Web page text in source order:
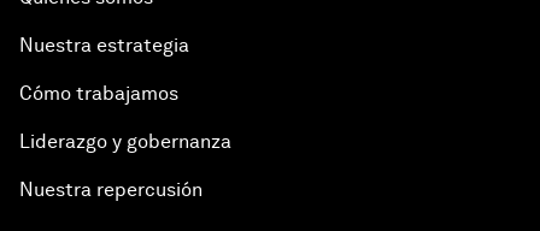
Nuestra estrategia
Cómo trabajamos
Liderazgo y gobernanza
Nuestra repercusión